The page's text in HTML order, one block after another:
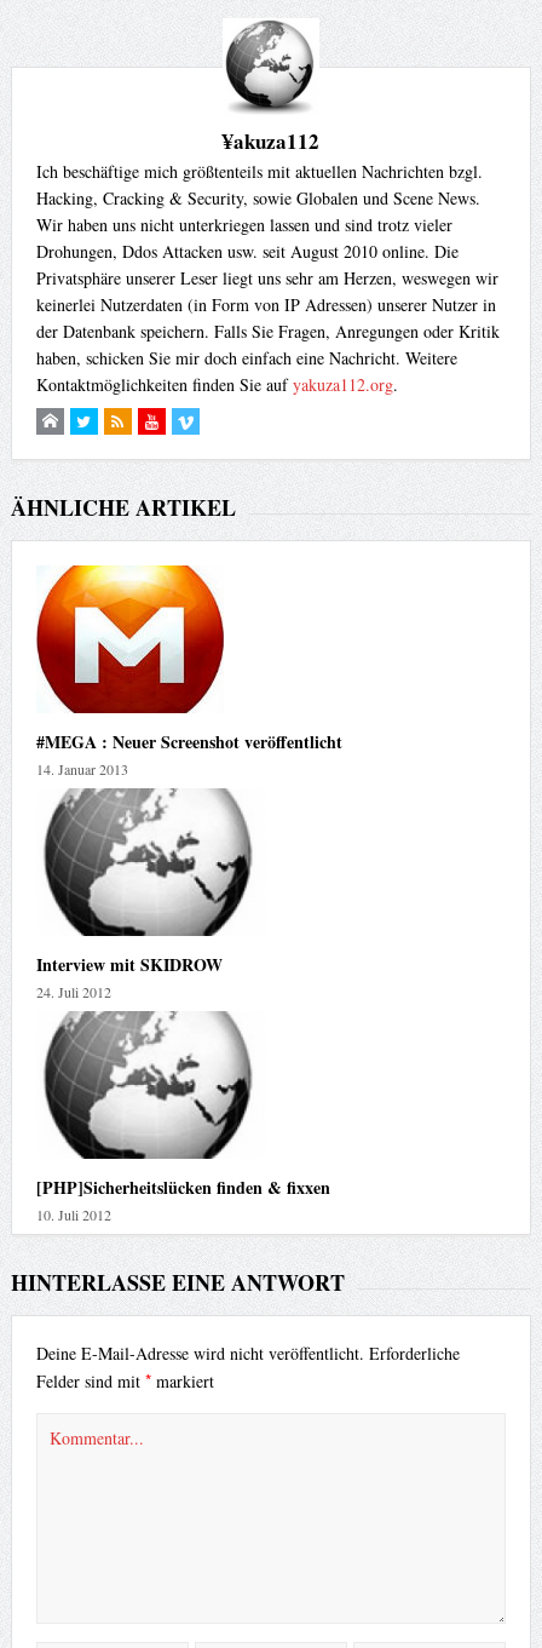
¥akuza112
Ich beschäftige mich größtenteils mit aktuellen Nachrichten bzgl.
Hacking, Cracking & Security, sowie Globalen und Scene News.
Wir haben uns nicht unterkriegen lassen und sind trotz vieler
Drohungen, Ddos Attacken usw. seit August 2010 online. Die
Privatsphäre unserer Leser liegt uns sehr am Herzen, weswegen wir
keinerlei Nutzerdaten (in Form von IP Adressen) unserer Nutzer in
der Datenbank speichern. Falls Sie Fragen, Anregungen oder Kritik
haben, schicken Sie mir doch einfach eine Nachricht. Weitere
Kontaktmöglichkeiten finden Sie aufyakuza112.org.
ÄHNLICHE ARTIKEL
#MEGA : Neuer Screenshot veröffentlicht
14. Januar 2013
Interview mit SKIDROW
24. Juli 2012
[PHP]Sicherheitslücken finden & fixxen
10. Juli 2012
HINTERLASSE EINE ANTWORT
Deine E-Mail-Adresse wird nicht veröffentlicht. Erforderliche
Felder sind mit *markiert